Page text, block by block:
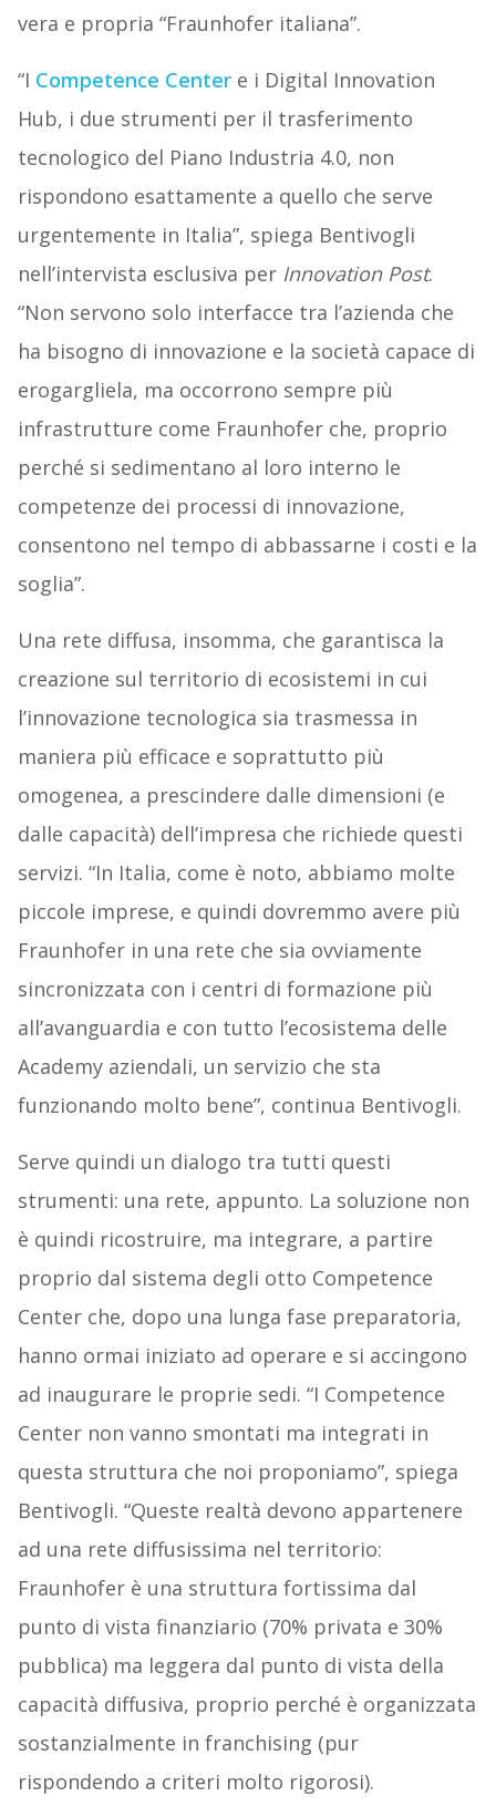
vera e propria “Fraunhofer italiana”.
“I Competence Centere i Digital Innovation
Hub, i due strumenti per il trasferimento
tecnologico del Piano Industria 4.0, non
rispondono esattamente a quello che serve
urgentemente in Italia”, spiega Bentivogli
nell’intervista esclusiva per Innovation Post.
“Non servono solo interfacce tra l’azienda che
ha bisogno di innovazione e la società capace di
erogargliela, ma occorrono sempre più
infrastrutture come Fraunhofer che, proprio
perché si sedimentano al loro interno le
competenze dei processi di innovazione,
consentono nel tempo di abbassarne i costi e la
soglia”.
Una rete diffusa, insomma, che garantisca la
creazione sul territorio di ecosistemi in cui
l’innovazione tecnologica sia trasmessa in
maniera più efficace e soprattutto più
omogenea, a prescindere dalle dimensioni (e
dalle capacità) dell’impresa che richiede questi
servizi. “In Italia, come è noto, abbiamo molte
piccole imprese, e quindi dovremmo avere più
Fraunhofer in una rete che sia ovviamente
sincronizzata con i centri di formazione più
all’avanguardia e con tutto l’ecosistema delle
Academy aziendali, un servizio che sta
funzionando molto bene”, continua Bentivogli.
Serve quindi un dialogo tra tutti questi
strumenti: una rete, appunto. La soluzione non
è quindi ricostruire, ma integrare, a partire
proprio dal sistema degli otto Competence
Center che, dopo una lunga fase preparatoria,
hanno ormai iniziato ad operare e si accingono
ad inaugurare le proprie sedi. “I Competence
Center non vanno smontati ma integrati in
questa struttura che noi proponiamo”, spiega
Bentivogli. “Queste realtà devono appartenere
ad una rete diffusissima nel territorio:
Fraunhofer è una struttura fortissima dal
punto di vista finanziario (70% privata e 30%
pubblica) ma leggera dal punto di vista della
capacità diffusiva, proprio perché è organizzata
sostanzialmente in franchising (pur
rispondendo a criteri molto rigorosi).